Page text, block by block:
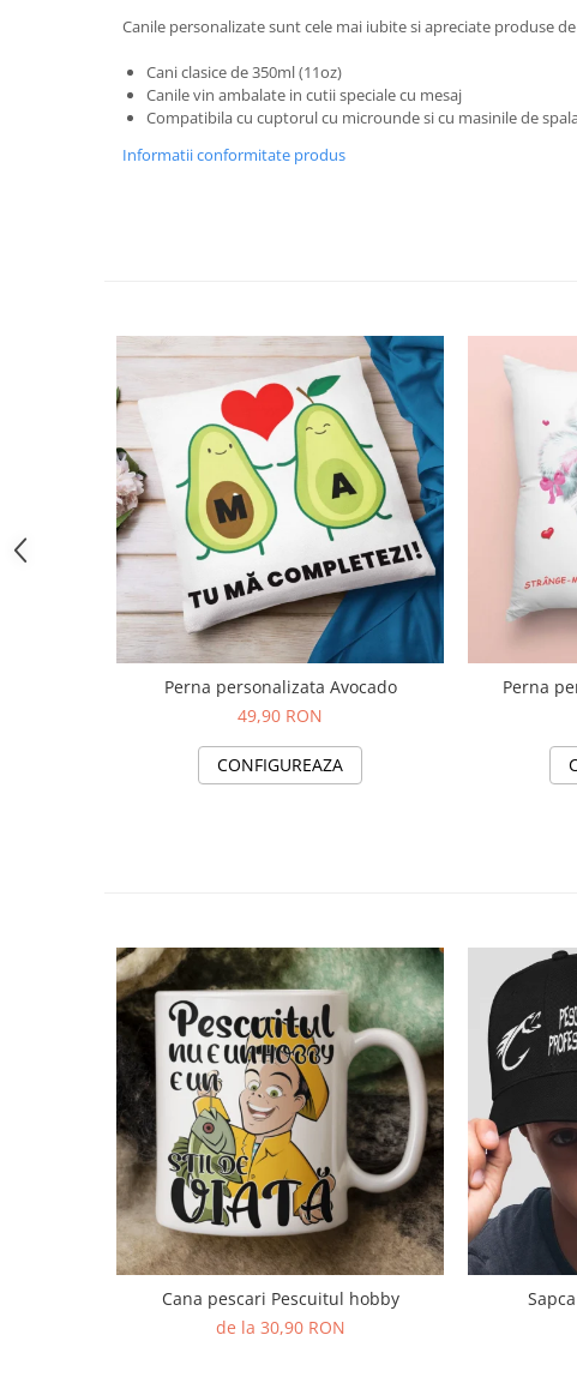
Tricouri Mesaje Virale
Tricouri Zicale Romanesti
Canile personalizate sunt cele mai iubite si apreciate produse
Cani clasice de 350ml (11oz)
Canile vin ambalate in cutii speciale cu mesaj
Compatibila cu cuptorul cu microunde si cu masinile de
Informatii conformitate produs
Perna personalizata Avocado
49,90 RON
CONFIGUREAZA
Cana pescari Pescuitul hobby
de la 30,90 RON